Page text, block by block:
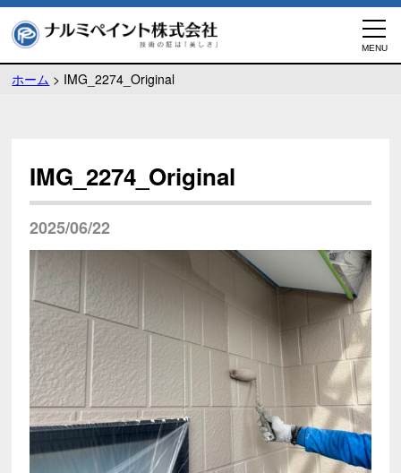
ホーム > IMG_2274_Original
IMG_2274_Original
2025/06/22